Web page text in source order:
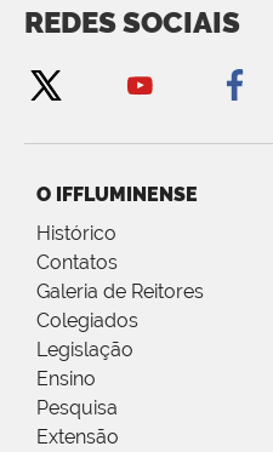
REDES SOCIAIS
O IFFLUMINENSE
Histórico
Contatos
Galeria de Reitores
Colegiados
Legislação
Ensino
Pesquisa
Extensão